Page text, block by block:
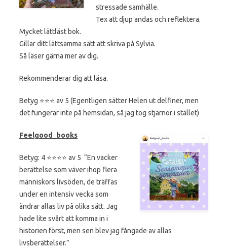
stressade samhälle.
Tex att djup andas och reflektera.
Mycket lättläst bok.
Gillar ditt lättsamma sätt att skriva på Sylvia.
Så läser gärna mer av dig.
Rekommenderar dig att läsa.
Betyg ⭐️⭐️⭐️ av 5 (Egentligen sätter Helen ut delfiner, men
det fungerar inte på hemsidan, så jag tog stjärnor i stället)
Feelgood_books
Betyg: 4 ⭐️⭐️⭐️⭐️ av 5 ”En vacker
berättelse som väver ihop flera
människors livsöden, de träffas
under en intensiv vecka som
ändrar allas liv på olika sätt. Jag
hade lite svårt att komma in i
historien först, men sen blev jag fångade av allas
livsberättelser.”